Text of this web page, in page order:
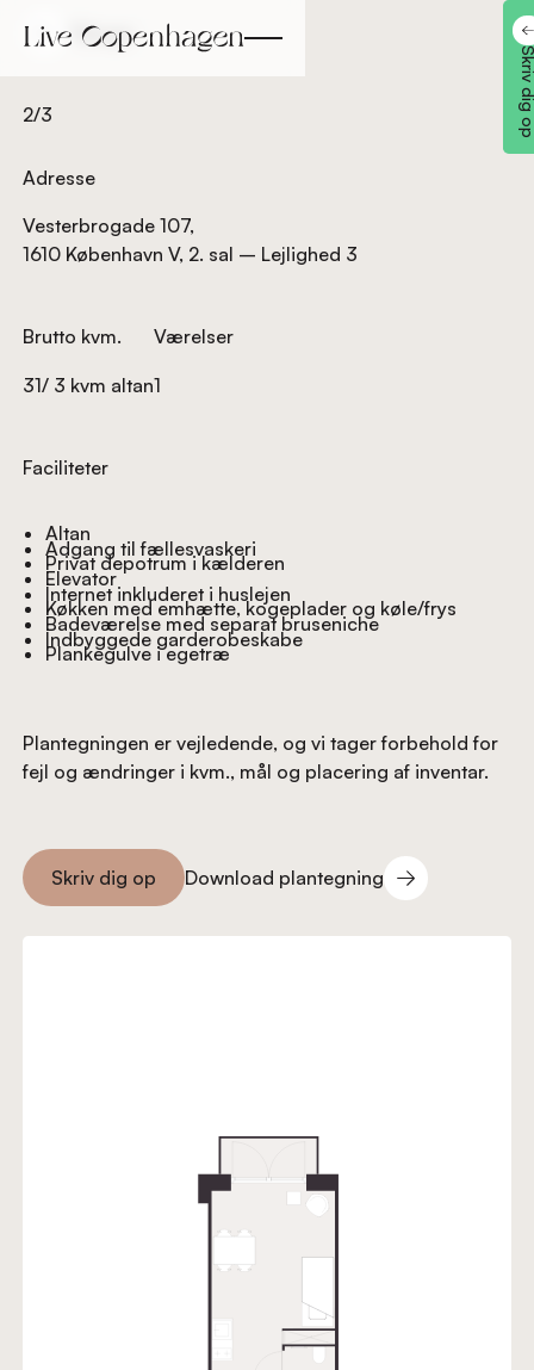
Tilbage
2/3
Adresse
Vesterbrogade 107,
1610 København V, 2. sal – Lejlighed 3
Brutto kvm.
31/ 3 kvm altan
Værelser
1
Faciliteter
Altan
Adgang til fællesvaskeri
Privat depotrum i kælderen
Elevator
Internet inkluderet i huslejen
Køkken med emhætte, kogeplader og køle/frys
Badeværelse med separat bruseniche
Indbyggede garderobeskabe
Plankegulve i egetræ
Plantegningen er vejledende, og vi tager forbehold for
fejl og ændringer i kvm., mål og placering af inventar.
Skriv dig op
Skriv dig op
Download plantegning
Download plantegning